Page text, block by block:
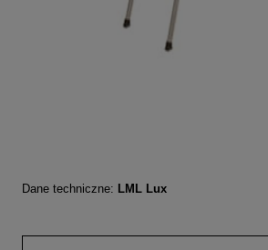
Dane techniczne: LML Lux